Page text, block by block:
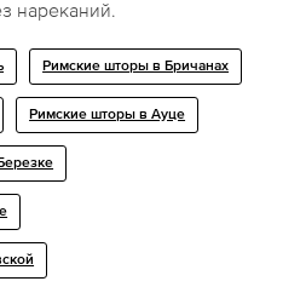
нареканий.
Римские шторы в Бричанах
Римские шторы в Ауце